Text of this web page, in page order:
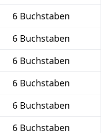
6 Buchstaben
6 Buchstaben
6 Buchstaben
6 Buchstaben
6 Buchstaben
6 Buchstaben